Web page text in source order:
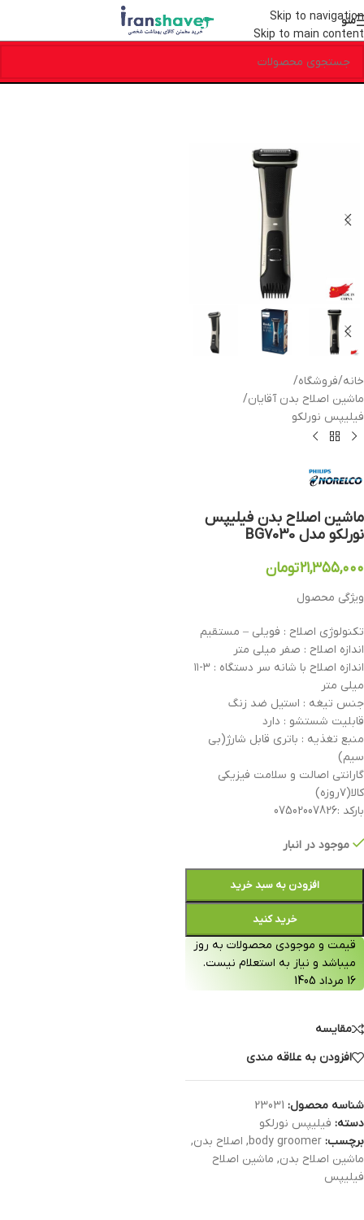
Skip to navigation
Skip to main content
منو
خانه/فروشگاه/
ماشین اصلاح بدن آقایان/
فیلیپس نورلکو
ماشین اصلاح بدن فیلیپس
نورلکو مدل BG7030
۲۱,۳۵۵,۰۰۰تومان
ویژگی محصول
تکنولوژی اصلاح : فویلی – مستقیم
اندازه اصلاح : صفر میلی متر
اندازه اصلاح با شانه سر دستگاه : ۳-۱۱
میلی متر
جنس تیغه : استیل ضد زنگ
قابلیت شستشو : دارد
منبع تغذیه : باتری قابل شارژ(بی
سیم)
گارانتی اصالت و سلامت فیزیکی
کالا(۷روزه)
بارکد :07502007826
موجود در انبار
افزودن به سبد خرید
خرید کنید
قیمت و موجودی محصولات به روز
میباشد و نیاز به استعلام نیست.
16 مرداد 1405
مقایسه
افزودن به علاقه مندی
شناسه محصول: 23031
دسته: فیلیپس نورلکو
برچسب: body groomer
, اصلاح بدن,
ماشین اصلاح بدن, ماشین اصلاح
فیلیپس